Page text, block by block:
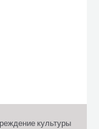
культуры